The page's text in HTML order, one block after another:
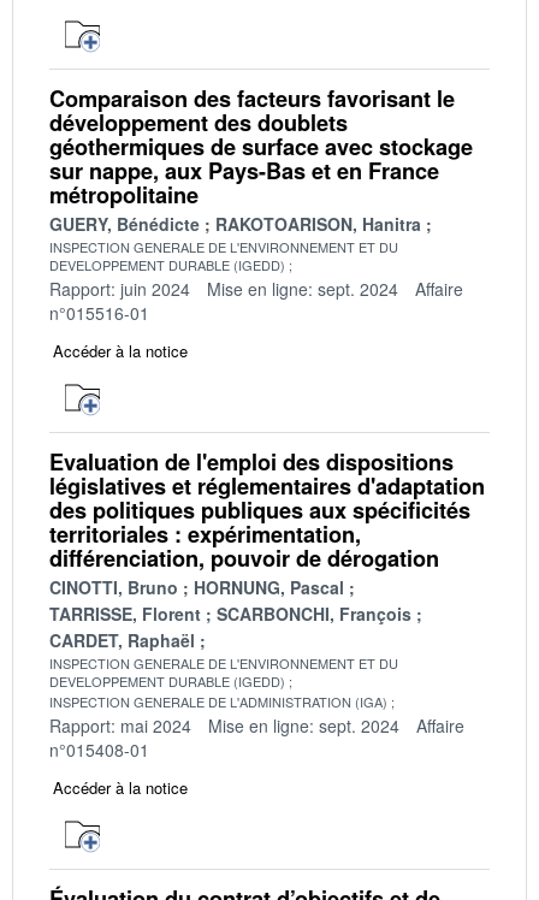
Comparaison des facteurs favorisant le
développement des doublets
géothermiques de surface avec stockage
sur nappe, aux Pays-Bas et en France
métropolitaine
GUERY, Bénédicte RAKOTOARISON, Hanitra
INSPECTION GENERALE DE L'ENVIRONNEMENT ET DU
DEVELOPPEMENT DURABLE (IGEDD)
Rapport: juin 2024 Mise en ligne: sept. 2024
Affaire
n°015516-01
Accéder à la notice
Evaluation de l'emploi des dispositions
législatives et réglementaires d'adaptation
des politiques publiques aux spécificités
territoriales : expérimentation,
différenciation, pouvoir de dérogation
CINOTTI, Bruno
HORNUNG, Pascal
TARRISSE, Florent
SCARBONCHI, François
CARDET, Raphaël
INSPECTION GENERALE DE L'ENVIRONNEMENT ET DU
DEVELOPPEMENT DURABLE (IGEDD)
INSPECTION GENERALE DE L'ADMINISTRATION (IGA)
Rapport: mai 2024 Mise en ligne: sept. 2024
Affaire
n°015408-01
Accéder à la notice